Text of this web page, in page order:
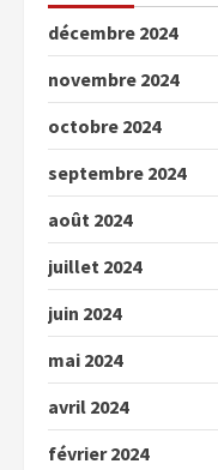
décembre 2024
novembre 2024
octobre 2024
septembre 2024
août 2024
juillet 2024
juin 2024
mai 2024
avril 2024
février 2024